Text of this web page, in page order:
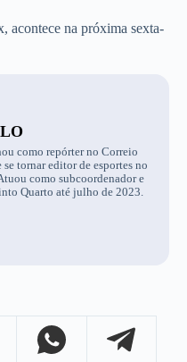
acontece na próxima sexta-
como repórter no Correio
tornar editor de esportes no
como subcoordenador e
Quarto até julho de 2023.